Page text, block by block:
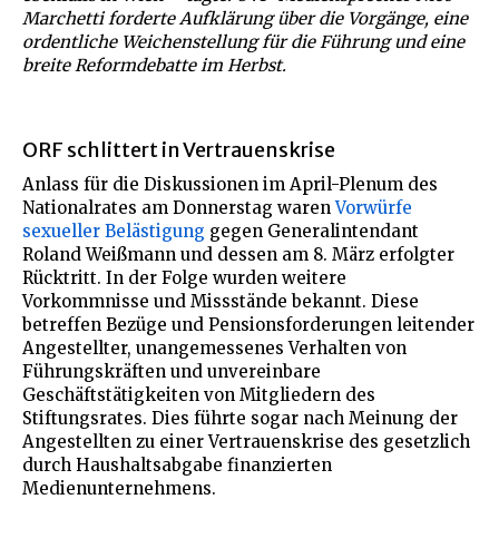
Marchetti forderte Aufklärung über die Vorgänge, eine
ordentliche Weichenstellung für die Führung und eine
breite Reformdebatte im Herbst.
ORF schlittert in Vertrauenskrise
Anlass für die Diskussionen im April-Plenum des
Nationalrates am Donnerstag warenVorwürfe
sexueller Belästigung gegen Generalintendant
Roland Weißmann und dessen am 8. März erfolgter
Rücktritt. In der Folge wurden weitere
Vorkommnisse und Missstände bekannt. Diese
betreffen Bezüge und Pensionsforderungen leitender
Angestellter, unangemessenes Verhalten von
Führungskräften und unvereinbare
Geschäftstätigkeiten von Mitgliedern des
Stiftungsrates. Dies führte sogar nach Meinung der
Angestellten zu einer Vertrauenskrise des gesetzlich
durch Haushaltsabgabe finanzierten
Medienunternehmens.